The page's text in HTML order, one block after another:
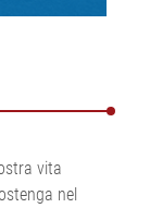
vita
nel